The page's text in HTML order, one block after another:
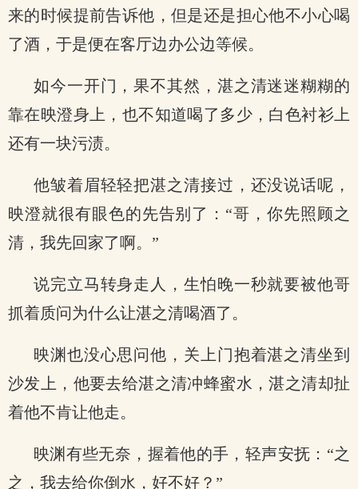
来的时候提前告诉他，但是还是担心他不小心喝
了酒，于是便在客厅边办公边等候。
如今一开门，果不其然，湛之清迷迷糊糊的
靠在映澄身上，也不知道喝了多少，白色衬衫上
还有一块污渍。
他皱着眉轻轻把湛之清接过，还没说话呢，
映澄就很有眼色的先告别了：“哥，你先照顾之
清，我先回家了啊。”
说完立马转身走人，生怕晚一秒就要被他哥
抓着质问为什么让湛之清喝酒了。
映渊也没心思问他，关上门抱着湛之清坐到
沙发上，他要去给湛之清冲蜂蜜水，湛之清却扯
着他不肯让他走。
映渊有些无奈，握着他的手，轻声安抚：“之
之，我去给你倒水，好不好？”